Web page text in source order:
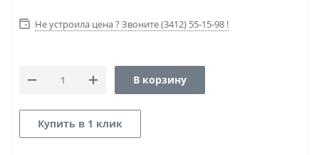
Не устроила цена ? Звоните (3412) 55-15-98 !
В корзину
Купить в 1 клик